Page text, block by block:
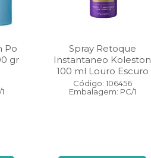
Po
gr
Spray Retoque
Instantaneo Koleston
100 ml Louro Escuro
Código: 106456
Embalagem: PC/1